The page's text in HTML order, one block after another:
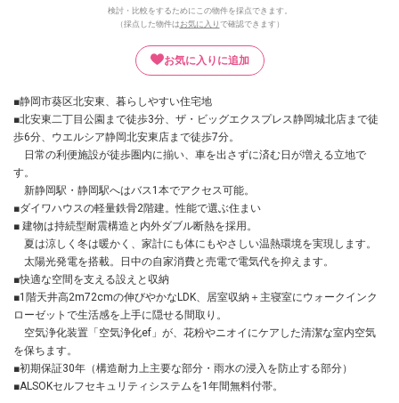
検討・比較をするためにこの物件を採点できます。
（採点した物件は お気に入り で確認できます）
お気に入りに追加
■静岡市葵区北安東、暮らしやすい住宅地
■北安東二丁目公園まで徒歩3分、ザ・ビッグエクスプレス静岡城北店まで徒
歩6分、ウエルシア静岡北安東店まで徒歩7分。
日常の利便施設が徒歩圏内に揃い、車を出さずに済む日が増える立地で
す。
新静岡駅・静岡駅へはバス1本でアクセス可能。
■ダイワハウスの軽量鉄骨2階建。性能で選ぶ住まい
■ 建物は持続型耐震構造と内外ダブル断熱を採用。
夏は涼しく冬は暖かく、家計にも体にもやさしい温熱環境を実現します。
太陽光発電を搭載。日中の自家消費と売電で電気代を抑えます。
■快適な空間を支える設えと収納
■1階天井高2m72cmの伸びやかなLDK、居室収納＋主寝室にウォークインク
ローゼットで生活感を上手に隠せる間取り。
空気浄化装置「空気浄化ef」が、花粉やニオイにケアした清潔な室内空気
を保ちます。
■初期保証30年（構造耐力上主要な部分・雨水の浸入を防止する部分）
■ALSOKセルフセキュリティシステムを1年間無料付帯。